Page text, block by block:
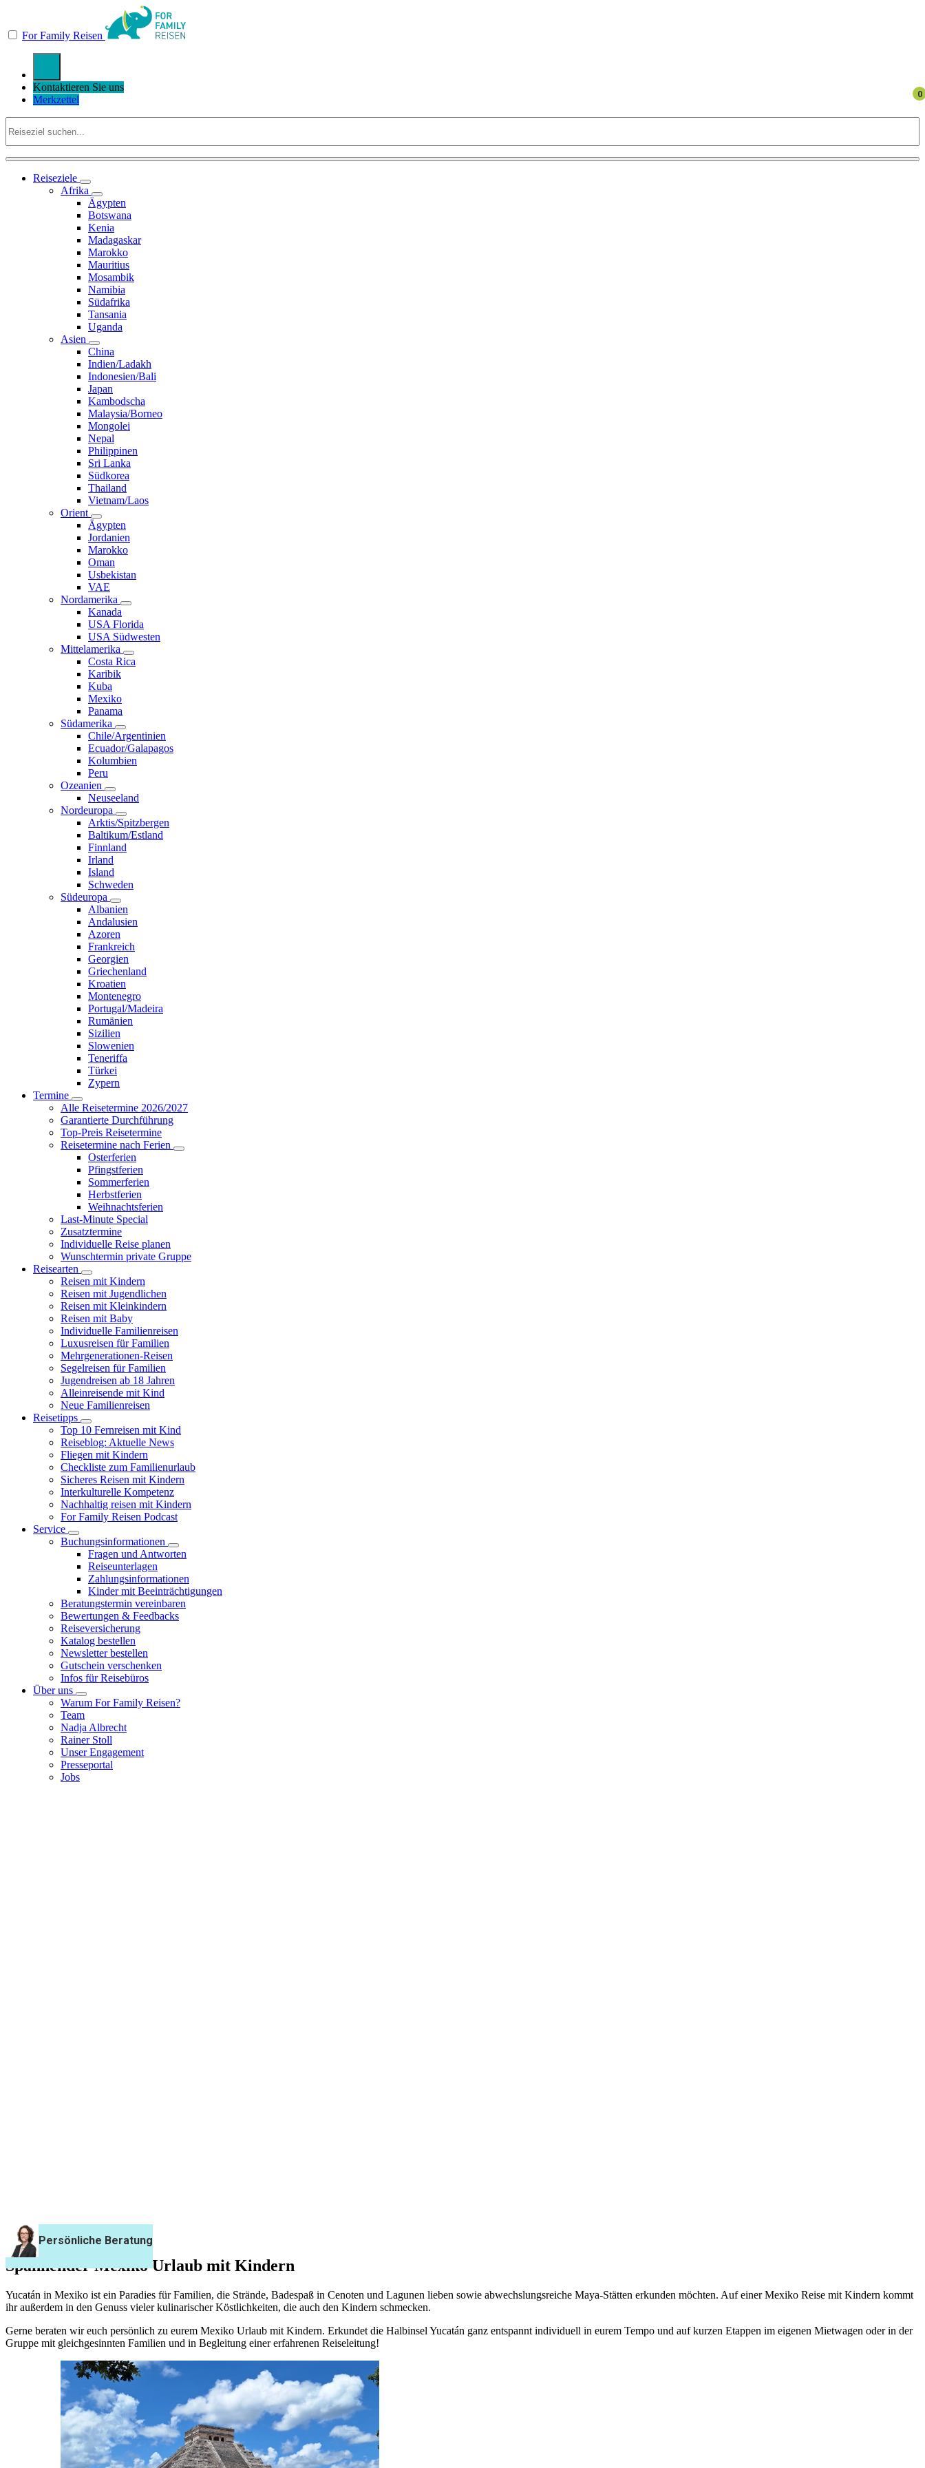
For Family Reisen
Kontaktieren Sie uns
Merkzettel
Reiseziele
Afrika
Ägypten
Botswana
Kenia
Madagaskar
Marokko
Mauritius
Mosambik
Namibia
Südafrika
Tansania
Uganda
Asien
China
Indien/Ladakh
Indonesien/Bali
Japan
Kambodscha
Malaysia/Borneo
Mongolei
Nepal
Philippinen
Sri Lanka
Südkorea
Thailand
Vietnam/Laos
Orient
Ägypten
Jordanien
Marokko
Oman
Usbekistan
VAE
Nordamerika
Kanada
USA Florida
USA Südwesten
Mittelamerika
Costa Rica
Karibik
Kuba
Mexiko
Panama
Südamerika
Chile/Argentinien
Ecuador/Galapagos
Kolumbien
Peru
Ozeanien
Neuseeland
Nordeuropa
Arktis/Spitzbergen
Baltikum/Estland
Finnland
Irland
Island
Schweden
Südeuropa
Albanien
Andalusien
Azoren
Frankreich
Georgien
Griechenland
Kroatien
Montenegro
Portugal/Madeira
Rumänien
Sizilien
Slowenien
Teneriffa
Türkei
Zypern
Termine
Alle Reisetermine 2026/2027
Garantierte Durchführung
Top-Preis Reisetermine
Reisetermine nach Ferien
Osterferien
Pfingstferien
Sommerferien
Herbstferien
Weihnachtsferien
Last-Minute Special
Zusatztermine
Individuelle Reise planen
Wunschtermin private Gruppe
Reisearten
Reisen mit Kindern
Reisen mit Jugendlichen
Reisen mit Kleinkindern
Reisen mit Baby
Individuelle Familienreisen
Luxusreisen für Familien
Mehrgenerationen-Reisen
Segelreisen für Familien
Jugendreisen ab 18 Jahren
Alleinreisende mit Kind
Neue Familienreisen
Reisetipps
Top 10 Fernreisen mit Kind
Reiseblog: Aktuelle News
Fliegen mit Kindern
Checkliste zum Familienurlaub
Sicheres Reisen mit Kindern
Interkulturelle Kompetenz
Nachhaltig reisen mit Kindern
For Family Reisen Podcast
Service
Buchungsinformationen
Fragen und Antworten
Reiseunterlagen
Zahlungsinformationen
Kinder mit Beeinträchtigungen
Beratungstermin vereinbaren
Bewertungen & Feedbacks
Reiseversicherung
Katalog bestellen
Newsletter bestellen
Gutschein verschenken
Infos für Reisebüros
Über uns
Warum For Family Reisen?
Team
Nadja Albrecht
Rainer Stoll
Unser Engagement
Presseportal
Jobs
Mexiko mit Kindern
Spannender Mexiko Urlaub mit Kindern
Yucatán in Mexiko ist ein Paradies für Familien, die Strände, Badespaß in Cenoten und Lagunen lieben sowie abwechslungsreiche Maya-Stätten erkunden möchten. Auf einer Mexiko Reise mit Kindern kommt
ihr außerdem in den Genuss vieler kulinarischer Köstlichkeiten, die auch den Kindern schmecken.
Gerne beraten wir euch persönlich zu eurem Mexiko Urlaub mit Kindern. Erkundet die Halbinsel Yucatán ganz entspannt individuell in eurem Tempo und auf kurzen Etappen im eigenen Mietwagen oder in der
Gruppe mit gleichgesinnten Familien und in Begleitung einer erfahrenen Reiseleitung!